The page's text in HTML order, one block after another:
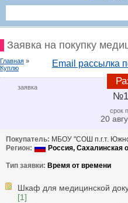
Заявка на покупку
Email рассылка
Главная »
Куплю
заявка
срок
20
Покупатель: МБОУ "СОШ п.г.т.
Регион:
Россия, Сахалинская
Тип заявки: Время от времени
Шкаф для медицинской
[1]